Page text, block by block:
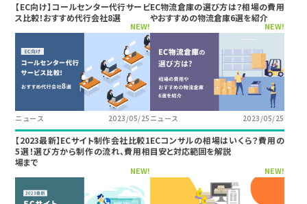
【EC向け】コールセンター代行サービ
ス比較！おすすめ代行会社8選
NEW!
ニュース 2023/05/25
EC物流倉庫の選び方は？相場の費用
やおすすめの物流倉庫6選を紹介
NEW!
ニュース 2023/05/25
【2023最新】ECサイト制作会社比較1
5選！選び方から制作の流れ、費用相
場まで
NEW!
ECコンサルの相場はいくら？費用の
目安と対応範囲を解説
NEW!